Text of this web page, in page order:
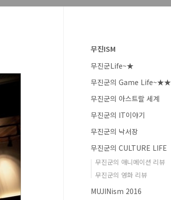
무진ISM
무진군Life~★
무진군의 Game Life~★★
무진군의 아스트랄 세계
무진군의 IT이야기
무진군의 낙서장
무진군의 CULTURE LIFE
무진군의 애니메이션 리뷰
무진군의 영화 리뷰
MUJINism 2016